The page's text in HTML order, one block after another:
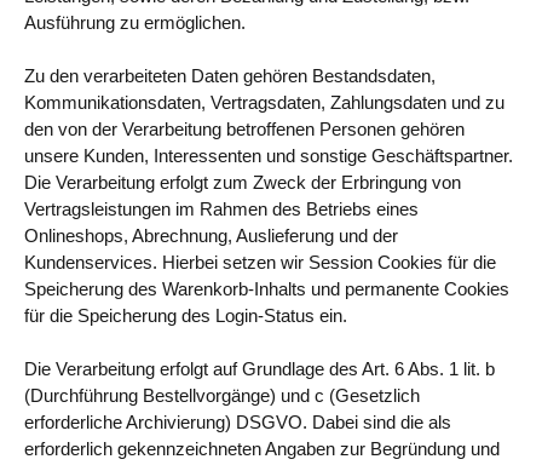
Ausführung zu ermöglichen.
Zu den verarbeiteten Daten gehören Bestandsdaten,
Kommunikationsdaten, Vertragsdaten, Zahlungsdaten und zu
den von der Verarbeitung betroffenen Personen gehören
unsere Kunden, Interessenten und sonstige Geschäftspartner.
Die Verarbeitung erfolgt zum Zweck der Erbringung von
Vertragsleistungen im Rahmen des Betriebs eines
Onlineshops, Abrechnung, Auslieferung und der
Kundenservices. Hierbei setzen wir Session Cookies für die
Speicherung des Warenkorb-Inhalts und permanente Cookies
für die Speicherung des Login-Status ein.
Die Verarbeitung erfolgt auf Grundlage des Art. 6 Abs. 1 lit. b
(Durchführung Bestellvorgänge) und c (Gesetzlich
erforderliche Archivierung) DSGVO. Dabei sind die als
erforderlich gekennzeichneten Angaben zur Begründung und